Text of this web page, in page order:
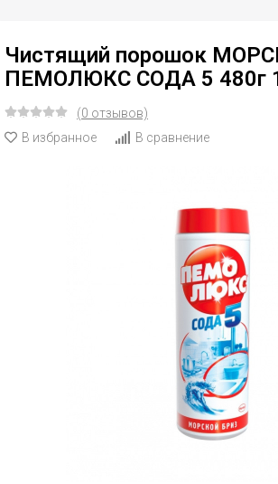
Чистящий порошок
ПЕМОЛЮКС СОДА 5 480г
(0 отзывов)
В избранное
В сравнение